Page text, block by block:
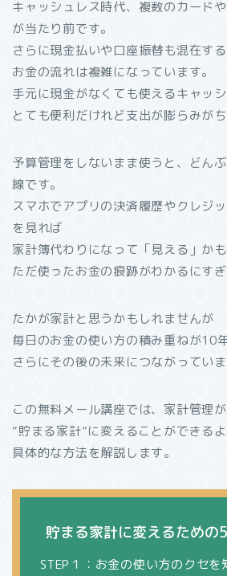
キャッシュレス時代、複数のカード
が当たり前です。
さらに現金払いや口座振替も混在する
お金の流れは複雑になっています。
手元に現金がなくても使えるキャッシ
とても便利だけれど支出が膨らみがち
予算管理をしないまま使うと、どん
線です。
スマホでアプリの決済履歴やクレジ
を見れば
家計簿代わりになって「見える」かも
ただ使ったお金の痕跡がわかるにすぎ
たかが家計と思うかもしれませんが
毎日のお金の使い方の積み重ねが10年
さらにその後の未来につながっていま
この無料メール講座では、家計管理
“貯まる家計”に変えることができるよ
具体的な方法を解説します。
貯まる家計に変えるための
STEP１：お金の使い方のクセを